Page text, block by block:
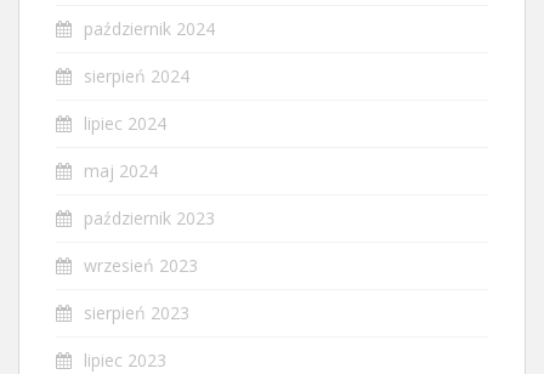
październik 2024
sierpień 2024
lipiec 2024
maj 2024
październik 2023
wrzesień 2023
sierpień 2023
lipiec 2023